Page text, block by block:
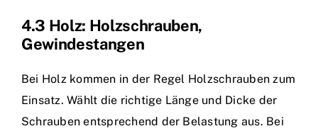
4.3 Holz: Holzschrauben,
Gewindestangen
Bei Holz kommen in der Regel Holzschrauben zum
Einsatz. Wählt die richtige Länge und Dicke der
Schrauben entsprechend der Belastung aus. Bei